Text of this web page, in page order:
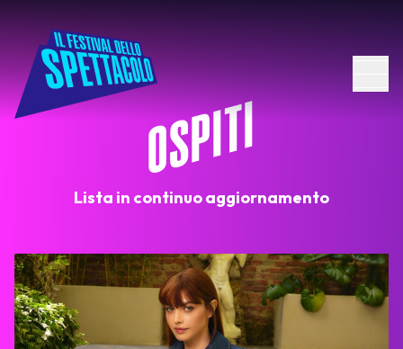
OSPITI
Lista in continuo aggiornamento